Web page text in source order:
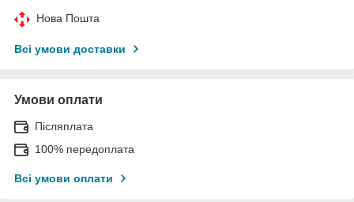
Нова Пошта
Всі умови доставки
Умови оплати
Післяплата
100% передоплата
Всі умови оплати